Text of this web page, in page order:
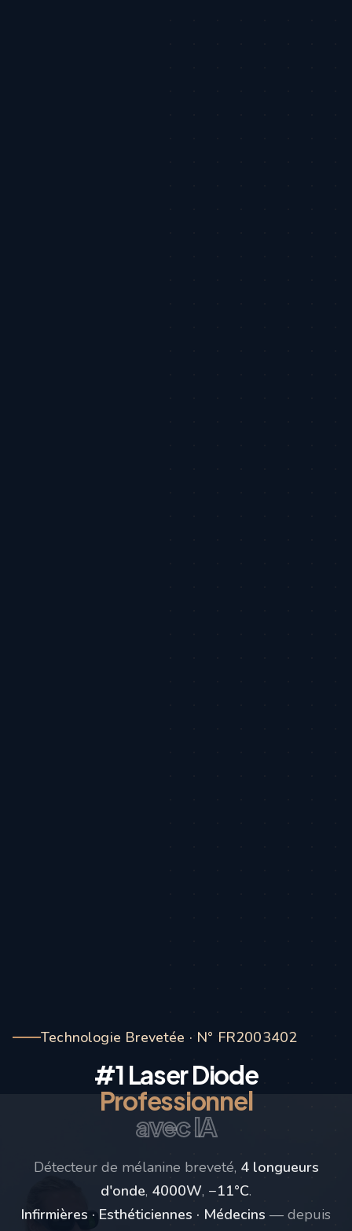
Technologie Brevetée · N° FR2003402
#1 Laser Diode
Professionnel
avec IA
Détecteur de mélanine breveté, 4 longueurs
d'onde, 4000W, −11°C.
Infirmières · Esthéticiennes · Médecins — depuis